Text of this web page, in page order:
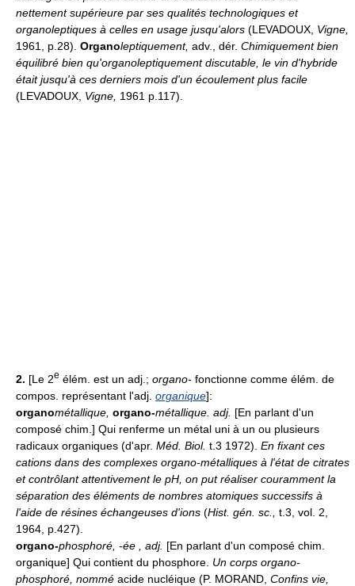
nettement supérieure par ses qualités technologiques et
organoleptiques à celles en usage jusqu'alors (LEVADOUX, Vigne,
1961, p.28). Organoleptiquement, adv., dér. Chimiquement bien
équilibré bien qu'organoleptiquement discutable, le vin d'hybride
était jusqu'à ces derniers mois d'un écoulement plus facile
(LEVADOUX, Vigne, 1961 p.117).
2. [Le 2e élém. est un adj.; organo- fonctionne comme élém. de
compos. représentant l'adj. organique]:
organométallique, organo-métallique. adj. [En parlant d'un
composé chim.] Qui renferme un métal uni à un ou plusieurs
radicaux organiques (d'apr. Méd. Biol. t.3 1972). En fixant ces
cations dans des complexes organo-métalliques à l'état de citrates
et contrôlant attentivement le pH, on put réaliser couramment la
séparation des éléments de nombres atomiques successifs à
l'aide de résines échangeuses d'ions (Hist. gén. sc., t.3, vol. 2,
1964, p.427).
organo-phosphoré, -ée , adj. [En parlant d'un composé chim.
organique] Qui contient du phosphore. Un corps organo-
phosphoré, nommé acide nucléique (P. MORAND, Confins vie,